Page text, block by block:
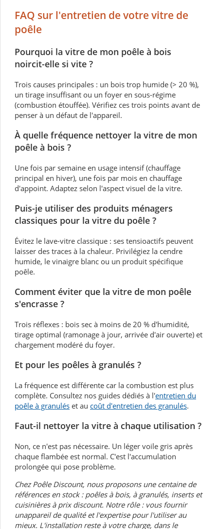
FAQ sur l'entretien de votre vitre de
poêle
Pourquoi la vitre de mon poêle à bois
noircit-elle si vite ?
Trois causes principales : un bois trop humide (> 20 %),
un tirage insuffisant ou un foyer en sous-régime
(combustion étouffée). Vérifiez ces trois points avant de
penser à un défaut de l'appareil.
À quelle fréquence nettoyer la vitre de mon
poêle à bois ?
Une fois par semaine en usage intensif (chauffage
principal en hiver), une fois par mois en chauffage
d'appoint. Adaptez selon l'aspect visuel de la vitre.
Puis-je utiliser des produits ménagers
classiques pour la vitre du poêle ?
Évitez le lave-vitre classique : ses tensioactifs peuvent
laisser des traces à la chaleur. Privilégiez la cendre
humide, le vinaigre blanc ou un produit spécifique
poêle.
Comment éviter que la vitre de mon poêle
s'encrasse ?
Trois réflexes : bois sec à moins de 20 % d'humidité,
tirage optimal (ramonage à jour, arrivée d'air ouverte) et
chargement modéré du foyer.
Et pour les poêles à granulés ?
La fréquence est différente car la combustion est plus
complète. Consultez nos guides dédiés à l'entretien du
poêle à granulés et au coût d'entretien des granulés.
Faut-il nettoyer la vitre à chaque utilisation ?
Non, ce n'est pas nécessaire. Un léger voile gris après
chaque flambée est normal. C'est l'accumulation
prolongée qui pose problème.
Chez Poêle Discount, nous proposons une centaine de
références en stock : poêles à bois, à granulés, inserts et
cuisinières à prix discount. Notre rôle : vous fournir
unappareil de qualité et l'expertise pour l'utiliser au
mieux. L'installation reste à votre charge, dans le